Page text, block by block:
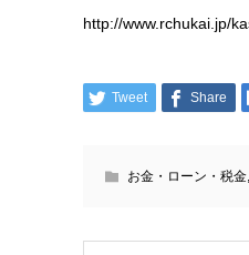
http://www.rchukai.jp/
Tweet Share
お金・ローン・税金,